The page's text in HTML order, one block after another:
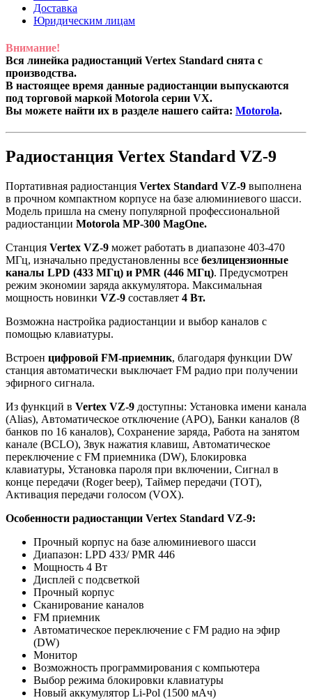
Доставка
Юридическим лицам
Внимание!
Вся линейка радиостанций Vertex Standard снята с
производства.
В настоящее время данные радиостанции выпускаются
под торговой маркой Motorola серии VX.
Вы можете найти их в разделе нашего сайта: Motorola.
Радиостанция Vertex Standard VZ-9
Портативная радиостанция Vertex Standard VZ-9 выполнена
в прочном компактном корпусе на базе алюминиевого шасси.
Модель пришла на смену популярной профессиональной
радиостанции Motorola MP-300 MagOne.
Станция Vertex VZ-9 может работать в диапазоне 403-470
МГц, изначально предустановленны все безлицензионные
каналы LPD (433 МГц) и PMR (446 МГц). Предусмотрен
режим экономии заряда аккумулятора. Максимальная
мощность новинки VZ-9 составляет 4 Вт.
Возможна настройка радиостанции и выбор каналов с
помощью клавиатуры.
Встроен цифровой FM-приемник, благодаря функции DW
станция автоматически выключает FM радио при получении
эфирного сигнала.
Из функций в Vertex VZ-9 доступны: Установка имени канала
(Alias), Автоматическое отключение (APO), Банки каналов (8
банков по 16 каналов), Сохранение заряда, Работа на занятом
канале (BCLO), Звук нажатия клавиш, Автоматическое
переключение с FM приемника (DW), Блокировка
клавиатуры, Установка пароля при включении, Сигнал в
конце передачи (Roger beep), Таймер передачи (TOT),
Активация передачи голосом (VOX).
Особенности радиостанции Vertex Standard VZ-9:
Прочный корпус на базе алюминиевого шасси
Диапазон: LPD 433/ PMR 446
Мощность 4 Вт
Дисплей с подсветкой
Прочный корпус
Сканирование каналов
FM приемник
Автоматическое переключение с FM радио на эфир
(DW)
Монитор
Возможность программирования с компьютера
Выбор режима блокировки клавиатуры
Новый аккумулятор Li-Pol (1500 мАч)